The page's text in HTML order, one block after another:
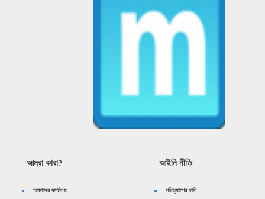
আমরা কারা?
আমাদের কার্যালয়
আইনি নীতি
পরিত্যাগের দাবি